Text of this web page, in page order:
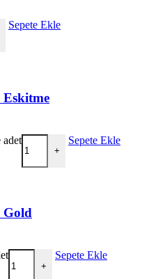
Sepete Ekle
adet
+
Sepete Ekle
Gold
+
Sepete Ekle